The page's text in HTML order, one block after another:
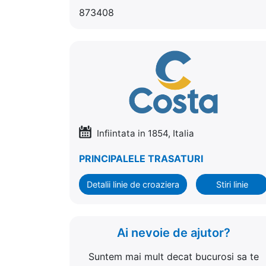
873408
Infiintata in 1854, Italia
PRINCIPALELE TRASATURI
Detalii linie de croaziera Stiri linie
Ai nevoie de ajutor?
Suntem mai mult decat bucurosi sa te